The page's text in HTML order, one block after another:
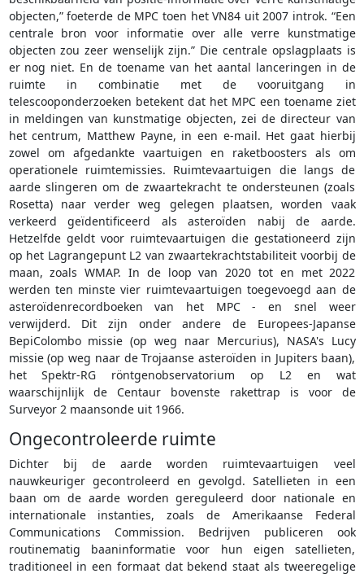
objecten,” foeterde de MPC toen het VN84 uit 2007 introk. “Een
centrale bron voor informatie over alle verre kunstmatige
objecten zou zeer wenselijk zijn.” Die centrale opslagplaats is
er nog niet. En de toename van het aantal lanceringen in de
ruimte in combinatie met de vooruitgang in
telescooponderzoeken betekent dat het MPC een toename ziet
in meldingen van kunstmatige objecten, zei de directeur van
het centrum, Matthew Payne, in een e-mail. Het gaat hierbij
zowel om afgedankte vaartuigen en raketboosters als om
operationele ruimtemissies. Ruimtevaartuigen die langs de
aarde slingeren om de zwaartekracht te ondersteunen (zoals
Rosetta) naar verder weg gelegen plaatsen, worden vaak
verkeerd geïdentificeerd als asteroïden nabij de aarde.
Hetzelfde geldt voor ruimtevaartuigen die gestationeerd zijn
op het Lagrangepunt L2 van zwaartekrachtstabiliteit voorbij de
maan, zoals WMAP. In de loop van 2020 tot en met 2022
werden ten minste vier ruimtevaartuigen toegevoegd aan de
asteroïdenrecordboeken van het MPC - en snel weer
verwijderd. Dit zijn onder andere de Europees-Japanse
BepiColombo missie (op weg naar Mercurius), NASA's Lucy
missie (op weg naar de Trojaanse asteroïden in Jupiters baan),
het Spektr-RG röntgenobservatorium op L2 en wat
waarschijnlijk de Centaur bovenste rakettrap is voor de
Surveyor 2 maansonde uit 1966.
Ongecontroleerde ruimte
Dichter bij de aarde worden ruimtevaartuigen veel
nauwkeuriger gecontroleerd en gevolgd. Satellieten in een
baan om de aarde worden gereguleerd door nationale en
internationale instanties, zoals de Amerikaanse Federal
Communications Commission. Bedrijven publiceren ook
routinematig baaninformatie voor hun eigen satellieten,
traditioneel in een formaat dat bekend staat als tweeregelige